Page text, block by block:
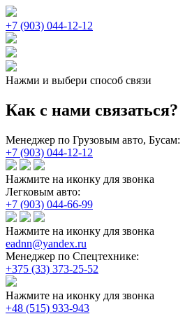
+7 (903) 044-12-12
Нажми и выбери способ связи
Как с нами связаться?
Менеджер по Грузовым авто, Бусам:
+7 (903) 044-12-12
Нажмите на иконку для звонка
Легковым авто:
+7 (903) 044-66-99
Нажмите на иконку для звонка
eadnn@yandex.ru
Менеджер по Спецтехнике:
+375 (33) 373-25-52
Нажмите на иконку для звонка
+48 (515) 933-943